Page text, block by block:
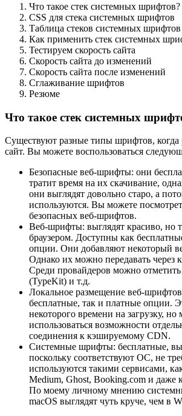
Что такое стек системных шрифтов?
CSS для стека системных шрифтов
Таблица стеков системных шрифтов
Как применить стек системных
Тестируем скорость сайта
Скорость сайта до изменений
Скорость сайта после изменений
Сглаживание шрифтов
Резюме
Что такое стек системных
Существуют разные типы шрифтов, когда
сайт. Вы можете воспользоваться
Безопасные веб-шрифты: они
тратит время на их скачивание,
они выглядят довольно старо, а
используются. Вы можете
безопасных веб-шрифтов.
Веб-шрифты: выглядят красиво, но
браузером. Доступны как
опции. Они добавляют некоторый
Однако их можно передавать через
Среди провайдеров можно
(TypeKit) и т.д.
Локальное размещение веб-
бесплатные, так и платные опции.
некоторого времени на загрузку, но
использоваться возможности
соединения к кэшируемому CDN.
Системные шрифты: бесплатные,
поскольку соответствуют ОС, не
используются такими сервисами,
Medium, Ghost, Booking.com и даже
По моему личному мнению
macOS выглядят чуть круче, чем в